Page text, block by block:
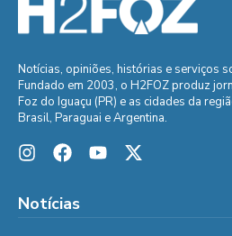
Notícias, opiniões, histórias e serviços
Fundado em 2003, o H2FOZ produz
Foz do Iguaçu (PR) e as cidades da
Brasil, Paraguai e Argentina.
Notícias